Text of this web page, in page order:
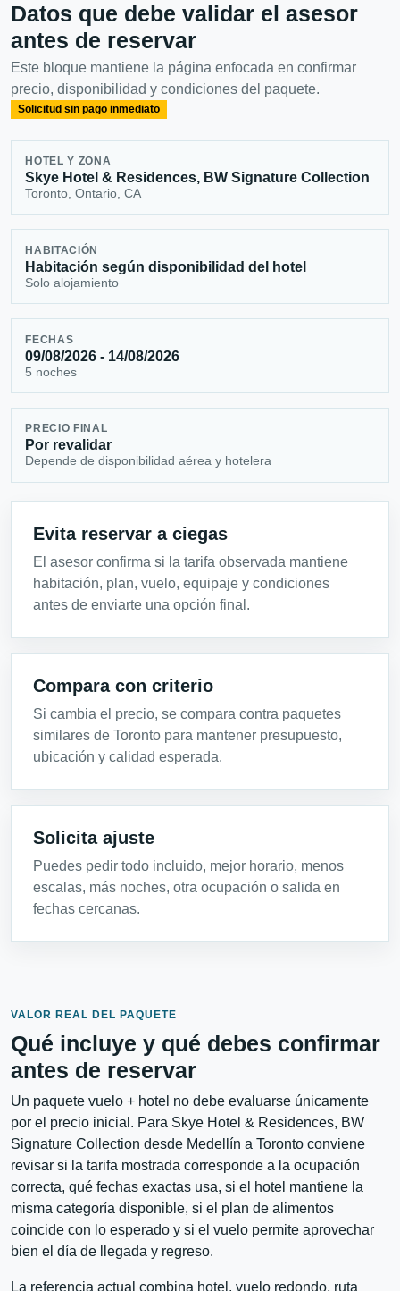
Datos que debe validar el asesor
antes de reservar
Este bloque mantiene la página enfocada en confirmar
precio, disponibilidad y condiciones del paquete.
Solicitud sin pago inmediato
HOTEL Y ZONA
Skye Hotel & Residences, BW Signature Collection
Toronto, Ontario, CA
HABITACIÓN
Habitación según disponibilidad del hotel
Solo alojamiento
FECHAS
09/08/2026 - 14/08/2026
5 noches
PRECIO FINAL
Por revalidar
Depende de disponibilidad aérea y hotelera
Evita reservar a ciegas
El asesor confirma si la tarifa observada mantiene
habitación, plan, vuelo, equipaje y condiciones
antes de enviarte una opción final.
Compara con criterio
Si cambia el precio, se compara contra paquetes
similares de Toronto para mantener presupuesto,
ubicación y calidad esperada.
Solicita ajuste
Puedes pedir todo incluido, mejor horario, menos
escalas, más noches, otra ocupación o salida en
fechas cercanas.
VALOR REAL DEL PAQUETE
Qué incluye y qué debes confirmar
antes de reservar
Un paquete vuelo + hotel no debe evaluarse únicamente
por el precio inicial. Para Skye Hotel & Residences, BW
Signature Collection desde Medellín a Toronto conviene
revisar si la tarifa mostrada corresponde a la ocupación
correcta, qué fechas exactas usa, si el hotel mantiene la
misma categoría disponible, si el plan de alimentos
coincide con lo esperado y si el vuelo permite aprovechar
bien el día de llegada y regreso.
La referencia actual combina hotel, vuelo redondo, ruta